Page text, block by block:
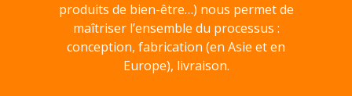
produits de bien-être…) nous permet de
maîtriser l’ensemble du processus :
conception, fabrication (en Asie et en
Europe), livraison.